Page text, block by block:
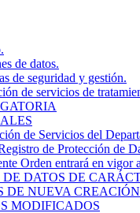
de datos.
de seguridad y gestión.
de servicios de
de Servicios del
de Protección de
Orden entrará en
DE DATOS DE
DE NUEVA CREACIÓN
MODIFICADOS